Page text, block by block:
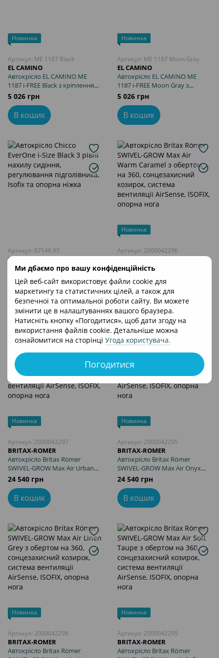
Ми дбаємо про вашу конфіденційність
Цей веб-сайт використовує файли cookie для
маркетингу та статистичних цілей, а також для
безпечної та оптимальної роботи сайту. Ви можете
змінити це в налаштуваннях вашого браузера.
Натисніть кнопку «Погодитися», щоб дати згоду на
використання файлів cookie. Детальніше можна
ознайомитися на сторінці Угода користувача.
Погодитися
Новинка
Артикул: ME 1187 Black
EL CAMINO
Автокрісло EL CAMINO ME
1187 i-FREE Black з кріпленням
ISOFIX та Top Tether,
ударостійка конструкція
5 026 грн
В кошик
Новинка
Артикул: ME 1187 Moon Gray
EL CAMINO
Автокрісло EL CAMINO ME
1187 i-FREE Moon Gray з
кріпленням ISOFIX та Top
Tether, ударостійка
конструкція
5 026 грн
В кошик
Артикул: 87148.95
Chicco
Автокрісло Chicco EverOne i-
Size Black 3 рівні нахилу
сидіння, регулювання
підголівника, Isofix та опорна
ніжка
15 990 грн
В кошик
Новинка
Артикул: 2000042296
BRITAX-ROMER
Автокрісло Britax Römer
SWIVEL-GROW Max Air Warm
Caramel з обертом на 360,
сонцезахисний козирок,
система вентиляції AirSense,
ISOFIX, опорна нога
24 540 грн
В кошик
Новинка
Артикул: 2000042297
BRITAX-ROMER
Автокрісло Britax Römer
SWIVEL-GROW Max Air Urban
Olive з обертом на 360,
сонцезахисний козирок,
система вентиляції AirSense,
ISOFIX, опорна нога
24 540 грн
В кошик
Новинка
Артикул: 2000042295
BRITAX-ROMER
Автокрісло Britax Römer
SWIVEL-GROW Max Air Onyx
Black з обертом на 360,
сонцезахисний козирок,
система вентиляції AirSense,
ISOFIX, опорна нога
24 540 грн
В кошик
Новинка
Артикул: 2000042298
BRITAX-ROMER
Автокрісло Britax Römer
Новинка
Артикул: 2000042299
BRITAX-ROMER
Автокрісло Britax Römer